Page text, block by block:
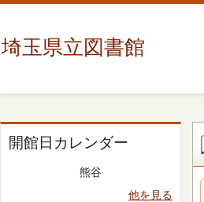
埼玉県立図書館
開館日カレンダー
熊谷
他を見る